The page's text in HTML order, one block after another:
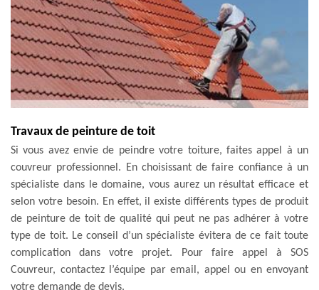
Travaux de peinture de toit
Si vous avez envie de peindre votre toiture, faites appel à un
couvreur professionnel. En choisissant de faire confiance à un
spécialiste dans le domaine, vous aurez un résultat efficace et
selon votre besoin. En effet, il existe différents types de produit
de peinture de toit de qualité qui peut ne pas adhérer à votre
type de toit. Le conseil d’un spécialiste évitera de ce fait toute
complication dans votre projet. Pour faire appel à SOS
Couvreur, contactez l’équipe par email, appel ou en envoyant
votre demande de devis.